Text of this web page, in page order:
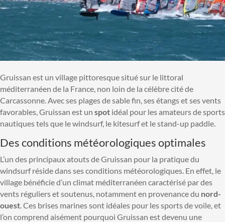
Gruissan est un village pittoresque situé sur le littoral
méditerranéen de la France, non loin de la célèbre cité de
Carcassonne. Avec ses plages de sable fin, ses étangs et ses vents
favorables, Gruissan est un spot idéal pour les amateurs de sports
nautiques tels que le windsurf, le kitesurf et le stand-up paddle.
Des conditions météorologiques optimales
L’un des principaux atouts de Gruissan pour la pratique du
windsurf réside dans ses conditions météorologiques. En effet, le
village bénéficie d’un climat méditerranéen caractérisé par des
vents réguliers et soutenus, notamment en provenance du nord-
ouest. Ces brises marines sont idéales pour les sports de voile, et
l’on comprend aisément pourquoi Gruissan est devenu une